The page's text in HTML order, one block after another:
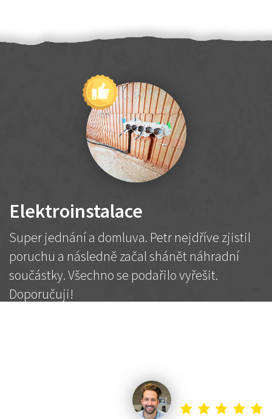
Elektroinstalace
Super jednání a domluva. Petr nejdříve zjistil
poruchu a následně začal shánět náhradní
součástky. Všechno se podařilo vyřešit.
Doporučuji!